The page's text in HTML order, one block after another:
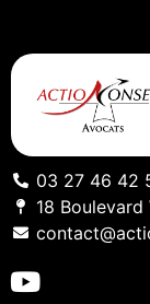
03 27 46 42
18